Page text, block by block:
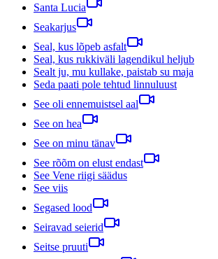
Santa Lucia
Seakarjus
Seal, kus lõpeb asfalt
Seal, kus rukkiväli lagendikul heljub
Sealt ju, mu kullake, paistab su maja
Seda paati pole tehtud linnuluust
See oli ennemuistsel aal
See on hea
See on minu tänav
See rõõm on elust endast
See Vene riigi säädus
See viis
Segased lood
Seiravad seierid
Seitse pruuti